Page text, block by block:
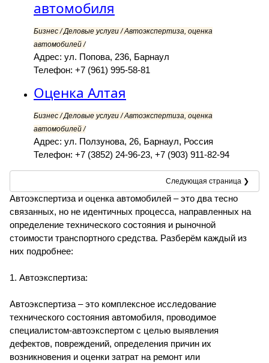
автомобиля
Бизнес / Деловые услуги / Автоэкспертиза, оценка
автомобилей /
Адрес: ул. Попова, 236, Барнаул
Телефон: +7 (961) 995-58-81
Оценка Алтая
Бизнес / Деловые услуги / Автоэкспертиза, оценка
автомобилей /
Адрес: ул. Ползунова, 26, Барнаул, Россия
Телефон: +7 (3852) 24-96-23, +7 (903) 911-82-94
Следующая страница ❯
Автоэкспертиза и оценка автомобилей – это два тесно
связанных, но не идентичных процесса, направленных на
определение технического состояния и рыночной
стоимости транспортного средства. Разберём каждый из
них подробнее:
1. Автоэкспертиза:
Автоэкспертиза – это комплексное исследование
технического состояния автомобиля, проводимое
специалистом-автоэкспертом с целью выявления
дефектов, повреждений, определения причин их
возникновения и оценки затрат на ремонт или